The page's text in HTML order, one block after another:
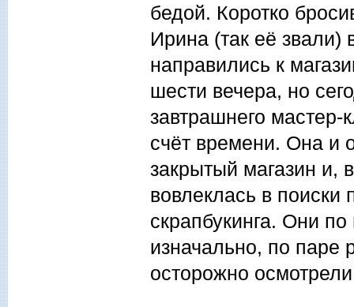
бедой. Коротко
Ирина (так её звали)
направились к
шести вечера, но
завтрашнего мастер-
счёт времени. Она и
закрытый магазин и,
вовлеклась в поиски
скрапбукинга. Они
изначально, по паре
осторожно